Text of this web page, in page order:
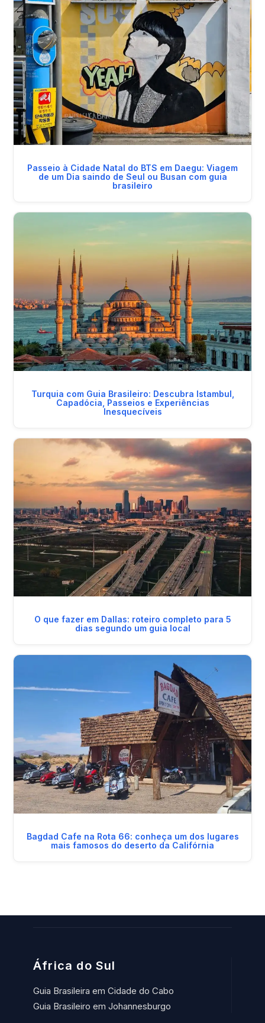
Passeio à Cidade Natal do BTS em Daegu: Viagem
de um Dia saindo de Seul ou Busan com guia
brasileiro
Turquia com Guia Brasileiro: Descubra Istambul,
Capadócia, Passeios e Experiências
Inesquecíveis
O que fazer em Dallas: roteiro completo para 5
dias segundo um guia local
Bagdad Cafe na Rota 66: conheça um dos lugares
mais famosos do deserto da Califórnia
África do Sul
Guia Brasileira em Cidade do Cabo
Guia Brasileiro em Johannesburgo